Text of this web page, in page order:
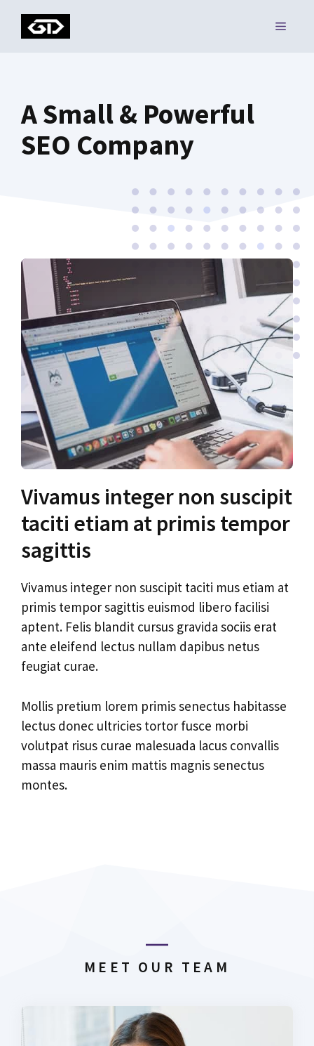
MENU
A Small & Powerful
SEO Company
Vivamus integer non suscipit
taciti etiam at primis tempor
sagittis
Vivamus integer non suscipit taciti mus etiam at
primis tempor sagittis euismod libero facilisi
aptent. Felis blandit cursus gravida sociis erat
ante eleifend lectus nullam dapibus netus
feugiat curae.
Mollis pretium lorem primis senectus habitasse
lectus donec ultricies tortor fusce morbi
volutpat risus curae malesuada lacus convallis
massa mauris enim mattis magnis senectus
montes.
MEET OUR TEAM